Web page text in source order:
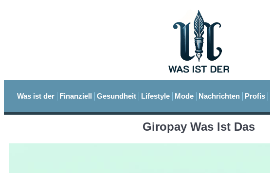
Was ist der Finanziell Gesundheit Lifestyle Mode Nachrichten Profis
Giropay Was Ist Das